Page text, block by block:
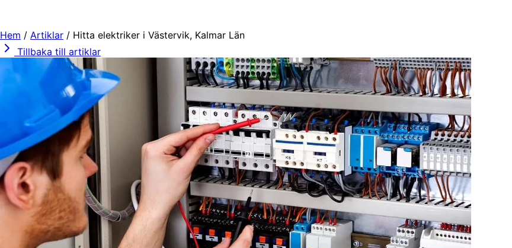
Hem / Artiklar / Hitta elektriker i Västervik, Kalmar Län
Tillbaka till artiklar